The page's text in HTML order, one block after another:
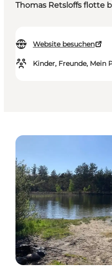
Thomas Retsloffs flotte
Website besuchen
Kinder, Freunde, Mein